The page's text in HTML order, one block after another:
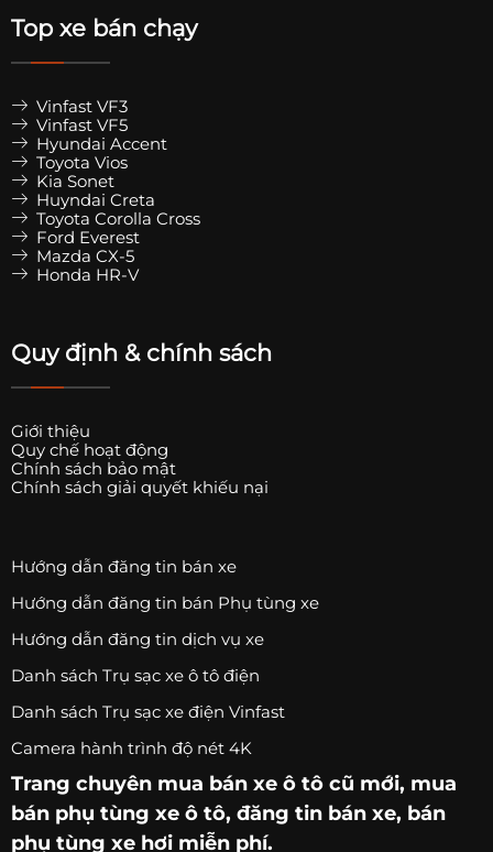
Top xe bán chạy
Vinfast VF3
Vinfast VF5
Hyundai Accent
Toyota Vios
Kia Sonet
Huyndai Creta
Toyota Corolla Cross
Ford Everest
Mazda CX-5
Honda HR-V
Quy định & chính sách
Giới thiệu
Quy chế hoạt động
Chính sách bảo mật
Chính sách giải quyết khiếu nại
Hướng dẫn đăng tin bán xe
Hướng dẫn đăng tin bán Phụ tùng xe
Hướng dẫn đăng tin dịch vụ xe
Danh sách Trụ sạc xe ô tô điện
Danh sách Trụ sạc xe điện Vinfast
Camera hành trình độ nét 4K
Trang chuyên mua bán xe ô tô cũ mới, mua
bán phụ tùng xe ô tô, đăng tin bán xe, bán
phụ tùng xe hơi miễn phí.